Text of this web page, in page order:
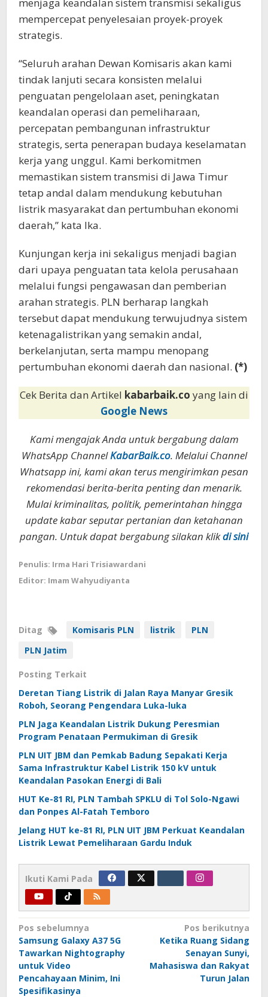
mempercepat penyelesaian proyek-proyek
strategis.
“Seluruh arahan Dewan Komisaris akan kami
tindak lanjuti secara konsisten melalui
penguatan pengelolaan aset, peningkatan
keandalan operasi dan pemeliharaan,
percepatan pembangunan infrastruktur
strategis, serta penerapan budaya keselamatan
kerja yang unggul. Kami berkomitmen
memastikan sistem transmisi di Jawa Timur
tetap andal dalam mendukung kebutuhan
listrik masyarakat dan pertumbuhan ekonomi
daerah,” kata Ika.
Kunjungan kerja ini sekaligus menjadi bagian
dari upaya penguatan tata kelola perusahaan
melalui fungsi pengawasan dan pemberian
arahan strategis. PLN berharap langkah
tersebut dapat mendukung terwujudnya sistem
ketenagalistrikan yang semakin andal,
berkelanjutan, serta mampu menopang
pertumbuhan ekonomi daerah dan nasional. (*)
Cek Berita dan Artikel kabarbaik.co yang lain di
Google News
Kami mengajak Anda untuk bergabung dalam
WhatsApp ChannelKabarBaik.co. Melalui Channel
Whatsapp ini, kami akan terus mengirimkan pesan
rekomendasi berita-berita penting dan menarik.
Mulai kriminalitas, politik, pemerintahan hingga
update kabar seputar pertanian dan ketahanan
pangan. Untuk dapat bergabung silakan klikdi sini
Penulis: Irma Hari Trisiawardani
Editor: Imam Wahyudiyanta
Ditag Komisaris PLN listrik
PLN
PLN Jatim
Posting Terkait
Deretan Tiang Listrik di Jalan Raya Manyar Gresik
Roboh, Seorang Pengendara Luka-luka
PLN Jaga Keandalan Listrik Dukung Peresmian
Program Penataan Permukiman di Gresik
PLN UIT JBM dan Pemkab Badung Sepakati Kerja
Sama Infrastruktur Kabel Listrik 150 kV untuk
Keandalan Pasokan Energi di Bali
HUT Ke-81 RI, PLN Tambah SPKLU di Tol Solo-Ngawi
dan Ponpes Al-Fatah Temboro
Jelang HUT ke-81 RI, PLN UIT JBM Perkuat Keandalan
Listrik Lewat Pemeliharaan Gardu Induk
Ikuti Kami Pada
Navigasi
pos
Pos sebelumnya
Samsung Galaxy A37 5G
Tawarkan Nightography
untuk Video
Pencahayaan Minim, Ini
Spesifikasinya
Pos berikutnya
Ketika Ruang Sidang
Senayan Sunyi,
Mahasiswa dan Rakyat
Turun Jalan